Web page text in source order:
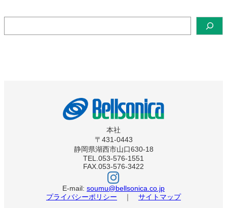
本社
〒431-0443
静岡県湖西市山口630-18
TEL.053-576-1551
FAX.053-576-3422
ベ
ル
ソ
ニ
カ
E-mail: soumu@bellsonica.co.jp
プライバシーポリシー ｜ サイトマップ